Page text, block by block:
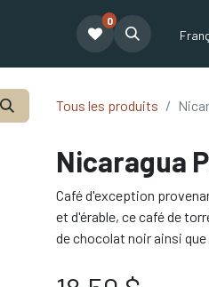
Notre équipe
0
Tous les produits
Nicaragua
Café d'exception
et d'érable, ce café de
de chocolat noir ainsi